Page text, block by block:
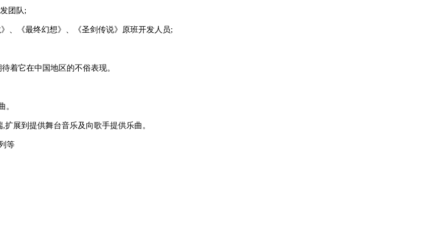
团队;
、《最终幻想》、《圣剑传说》原班开发人员;
着它在中国地区的不俗表现。
。
展到提供舞台音乐及向歌手提供乐曲。
等